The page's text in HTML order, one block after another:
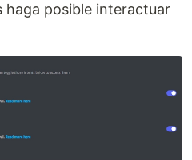
haga posible interactuar